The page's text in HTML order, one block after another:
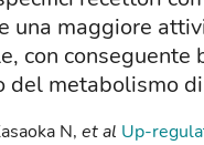
una maggiore
con conseguente
del metabolismo
N,et al Up-